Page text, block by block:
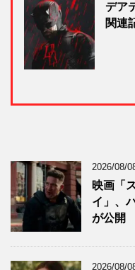
デア
関連
2026/08/
映画「
イ」、
が公開
2026/08/